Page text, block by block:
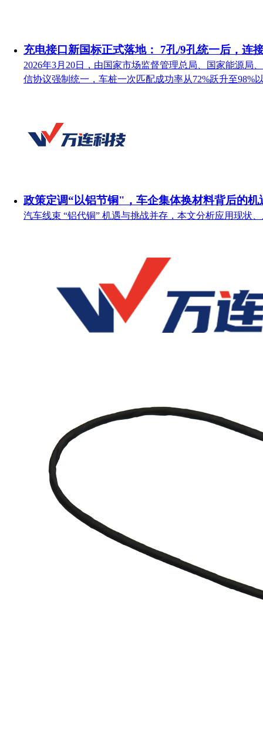
充电接口新国标正式落地： 7孔/9孔统一后，连
2026年3月20日，由国家市场监督管理总局、国家能源局
信协议强制统一，车桩一次匹配成功率从72%跃升至
政策定调“以铝节铜"，车企集体换材料背后的机
汽车线束 “铝代铜” 机遇与挑战并存，本文分析应用现状